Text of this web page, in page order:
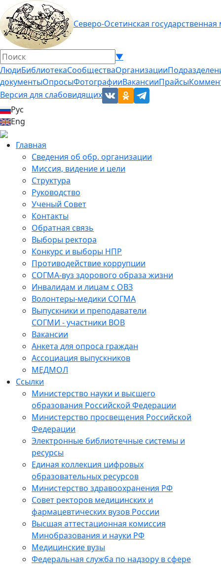
Северо-Осетинская
▼
ЛюдиБиблиотекаСообществаОрганизации
документыОпросыФотографииВакансииПрайсы
Версия для слабовидящих
Рус
Eng
Главная
Сведения об обр. организации
Миссия, видение и цели
Структура
Руководство
Ученый Совет
Контакты
Обратная связь
Выборы ректора
Конкурс и выборы НПР
Противодействие коррупции
СОГМА-вуз здорового образа жизни
Инвалидам и лицам с ОВЗ
Волонтеры-медики СОГМА
Выпускники и преподаватели
СОГМИ - участники ВОВ
Вакансии
Анкета для опроса граждан
Ассоциация выпускников
МЕДМОЛ
Ссылки
Министерство науки и высшего
образования Российской Федерации
Министерство просвещения Российской
Федерации
Электронные библиотечные системы и
ресурсы
Единая коллекция цифровых
образовательных ресурсов
Министерство здравоохранения РФ
Совет ректоров медицинских и
фармацевтических вузов России
Высшая аттестационная комиссия
Минобразования и науки РФ
Медицинские вузы
Федеральная служба по надзору в сфере